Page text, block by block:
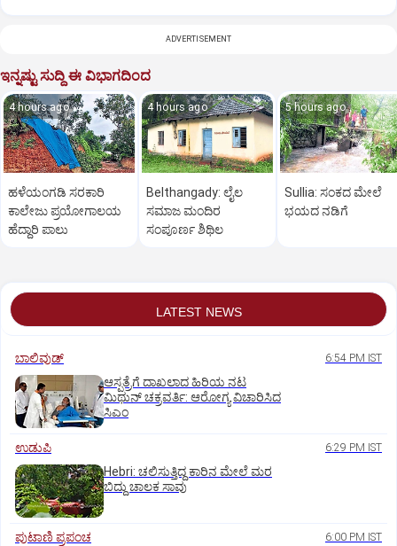
ADVERTISEMENT
ಇನ್ನಷ್ಟು ಸುದ್ದಿ ಈ ವಿಭಾಗದಿಂದ
4 hours ago
ಹಳೆಯಂಗಡಿ ಸರಕಾರಿ
ಕಾಲೇಜು ಪ್ರಯೋಗಾಲಯ
ಹೆದ್ದಾರಿ ಪಾಲು
4 hours ago
Belthangady: ಲೈಲ
ಸಮಾಜ ಮಂದಿರ
ಸಂಪೂರ್ಣ ಶಿಥಿಲ
5 hours ago
Sullia: ಸಂಕದ ಮೇಲೆ
ಭಯದ ನಡಿಗೆ
LATEST NEWS
ಬಾಲಿವುಡ್‌ 6:54 PM IST
ಆಸ್ಪತ್ರೆಗೆ ದಾಖಲಾದ ಹಿರಿಯ ನಟ
ಮಿಥುನ್ ಚಕ್ರವರ್ತಿ: ಆರೋಗ್ಯ ವಿಚಾರಿಸಿದ
ಸಿಎಂ
ಉಡುಪಿ 6:29 PM IST
Hebri: ಚಲಿಸುತ್ತಿದ್ದ ಕಾರಿನ ಮೇಲೆ ಮರ
ಬಿದ್ದು ಚಾಲಕ ಸಾವು
ಪುಟಾಣಿ ಪ್ರಪಂಚ 6:00 PM IST